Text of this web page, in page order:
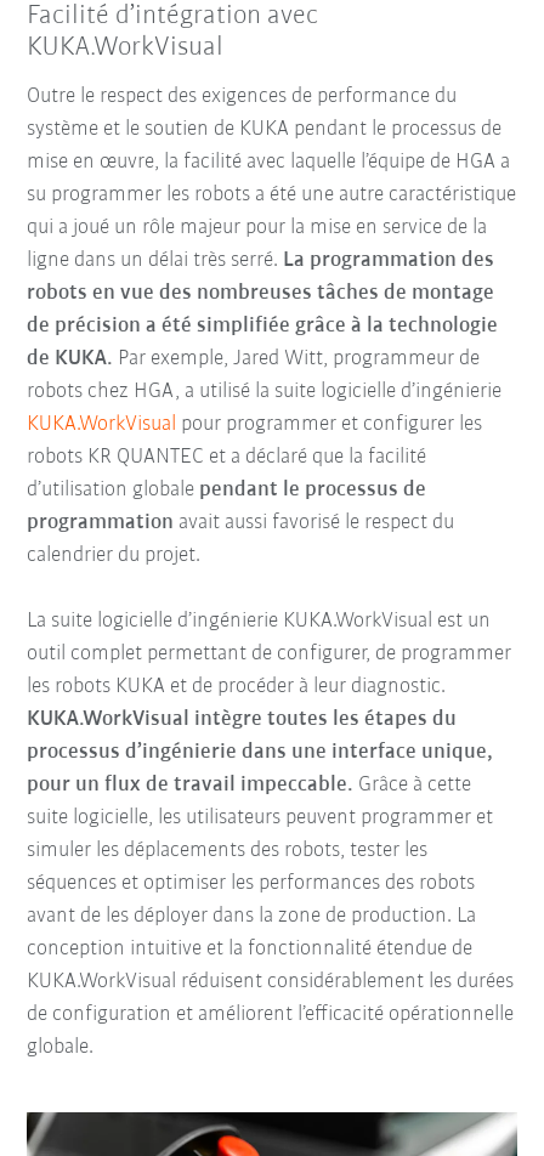
Facilité d’intégration avec
KUKA.WorkVisual
Outre le respect des exigences de performance du
système et le soutien de KUKA pendant le processus de
mise en œuvre, la facilité avec laquelle l’équipe de HGA a
su programmer les robots a été une autre caractéristique
qui a joué un rôle majeur pour la mise en service de la
ligne dans un délai très serré. La programmation des
robots en vue des nombreuses tâches de montage
de précision a été simplifiée grâce à la technologie
de KUKA. Par exemple, Jared Witt, programmeur de
robots chez HGA, a utilisé la suite logicielle d’ingénierie
KUKA.WorkVisual pour programmer et configurer les
robots KR QUANTEC et a déclaré que la facilité
d’utilisation globale pendant le processus de
programmation avait aussi favorisé le respect du
calendrier du projet.
La suite logicielle d’ingénierie KUKA.WorkVisual est un
outil complet permettant de configurer, de programmer
les robots KUKA et de procéder à leur diagnostic.
KUKA.WorkVisual intègre toutes les étapes du
processus d’ingénierie dans une interface unique,
pour un flux de travail impeccable. Grâce à cette
suite logicielle, les utilisateurs peuvent programmer et
simuler les déplacements des robots, tester les
séquences et optimiser les performances des robots
avant de les déployer dans la zone de production. La
conception intuitive et la fonctionnalité étendue de
KUKA.WorkVisual réduisent considérablement les durées
de configuration et améliorent l’efficacité opérationnelle
globale.